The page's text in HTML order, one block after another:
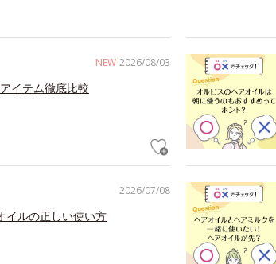
NEW 2026/08/03
イテム徹底比較
2026/07/08
イルの正しい使い方